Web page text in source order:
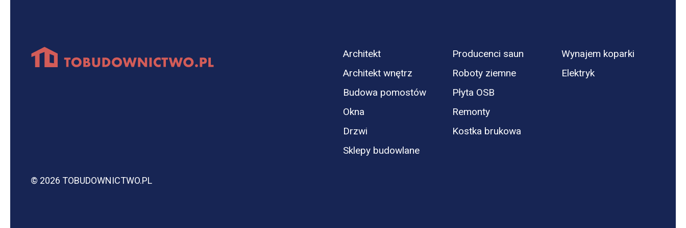
© 2026 TOBUDOWNICTWO.PL
Architekt
Architekt wnętrz
Budowa pomostów
Okna
Drzwi
Sklepy budowlane
Producenci saun
Roboty ziemne
Płyta OSB
Remonty
Kostka brukowa
Wynajem koparki
Elektryk